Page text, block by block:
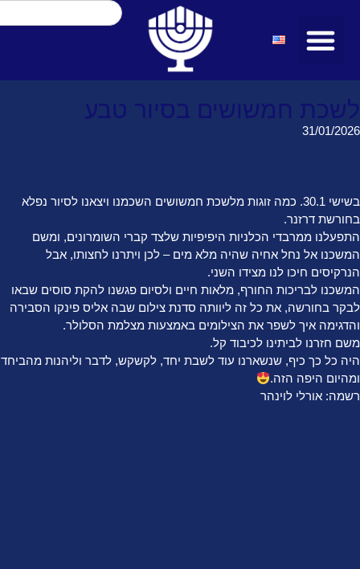
לשכת חמשושים בסיור טבע
31/01/2026
בשישי 30.1. כמה זוגות מלשכת חמשושים השכמנו ויצאנו לסיור נפלא
בחורשת דרזנר.
התפעלנו ממרבדי הכלניות היפיפיות שלצד קברי השומרונים, ומשם
המשכנו אל נחל אחיה שהיה מלא מים – לכן ויתרנו לחצותו, אבל
הנרקיסים חיכו לנו מצידו השני.
המשכנו לבריכות החורף, מלאות חיים ולסיום פגשנו להקת סוסים שבאו
לבקר בחורשה, את כל זה ליוותה סדנת צילום שבה אליס פינקו הסבירה
והדגימה איך לשפר את הצילומים באמצעות מצלמת הסלולר.
משם חזרנו לביתינו לכיבוד קל.
היה כל כך כיף, שנשארנו עוד לשבת יחד, לקשקש, לדבר וליהנות מהביחד
ומהיום היפה הזה.
רשמה: אורלי לוינהר